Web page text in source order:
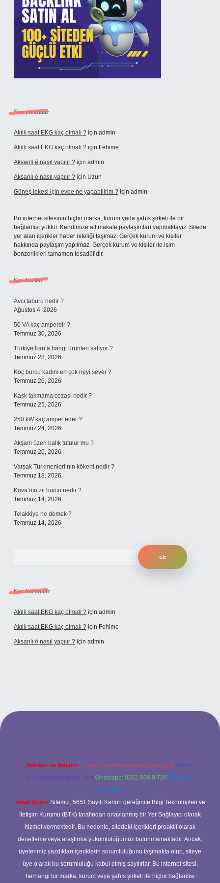
Son yorumlar
Akıllı saat EKG kaç olmalı ? için admin
Akıllı saat EKG kaç olmalı ? için Fehime
Aksanlı é nasıl yapılır ? için admin
Aksanlı é nasıl yapılır ? için Uzun
Güneş lekesi için evde ne yapabilirim ? için admin
Bu internet sitesinin hiçbir marka, kurum yada şahıs şirketi ile bir
bağlantısı yoktur. Kendimize ait makale paylaşımları yapmaktayız. Sitede
yer alan içerikler haber niteliği taşımaz. Gerçek kurum ve kişiler
hakkında paylaşım yapılmaz. Gerçek kurum ve kişiler ile isim
benzerlikleri tamamen tesadüfidir.
Son Yazılar
Avcı taburu nedir ?
Ağustos 4, 2026
50 VA kaç amperdir ?
Temmuz 30, 2026
Türkiye İran’a hangi ürünleri satıyor ?
Temmuz 28, 2026
Koç burcu kadını en çok neyi sever ?
Temmuz 26, 2026
Kask takmama cezası nedir ?
Temmuz 25, 2026
250 kW kaç amper eder ?
Temmuz 24, 2026
Akşam üzeri balık tutulur mu ?
Temmuz 20, 2026
Varsak Türkmenleri’nin kökeni nedir ?
Temmuz 18, 2026
Kova’nın zıt burcu nedir ?
Temmuz 14, 2026
Telakkiye ne demek ?
Temmuz 14, 2026
Son Yorumlar
Akıllı saat EKG kaç olmalı ? için admin
Akıllı saat EKG kaç olmalı ? için Fehime
Aksanlı é nasıl yapılır ? için admin
Reklam ve İletişim: E-mail: backlinkpaneli@gmail.com Teams:
forumhizmeti@gmail.com Whatsapp: 0262 606 0 726 Telegram:
@karabul
Yasal Uyarı: Sitemiz, 5651 Sayılı Kanun gereğince Bilgi Teknolojileri ve
İletişim Kurumu (BTK) tarafından onaylanmış bir Yer Sağlayıcı olarak
hizmet vermektedir. Bu nedenle, sitedeki içerikleri proaktif olarak
denetleme veya araştırma yükümlülüğümüz bulunmamaktadır. Ancak,
üyelerimiz yazdıkları içeriklerin sorumluluğunu taşımakta olup, siteye
üye olarak bu sorumluluğu kabul etmiş sayılırlar. Bu internet sitesi,
herhangi bir marka, kurum veya şahıs şirketi ile hiçbir bağlantısı